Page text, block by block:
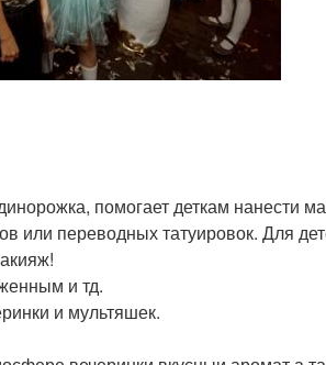
помогает деткам нанести
или переводных татуировок. Для
и тд.
и мультяшек.